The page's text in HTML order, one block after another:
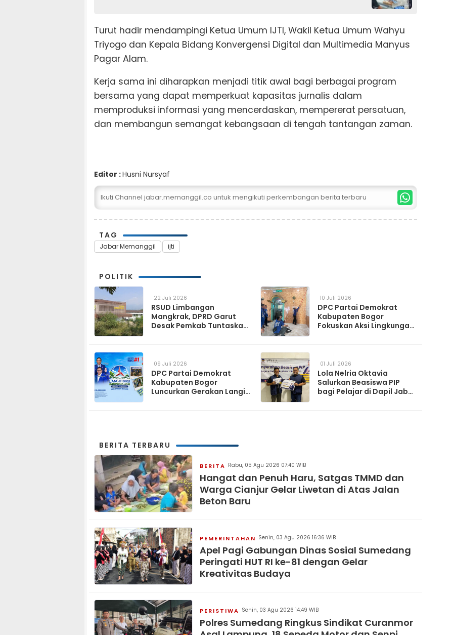
Turut hadir mendampingi Ketua Umum IJTI, Wakil Ketua Umum Wahyu
Triyogo dan Kepala Bidang Konvergensi Digital dan Multimedia Manyus
Pagar Alam.
Kerja sama ini diharapkan menjadi titik awal bagi berbagai program
bersama yang dapat memperkuat kapasitas jurnalis dalam
memproduksi informasi yang mencerdaskan, mempererat persatuan,
dan membangun semangat kebangsaan di tengah tantangan zaman.
Editor :Husni Nursyaf
Ikuti Channel jabar.memanggil.co untuk mengikuti perkembangan berita terbaru
TAG
Jabar Memanggil ijti
POLITIK
22 Juli 2026
RSUD Limbangan
Mangkrak, DPRD Garut
Desak Pemkab Tuntaskan
10 Juli 2026
DPC Partai Demokrat
Kabupaten Bogor
Fokuskan Aksi Lingkungan
09 Juli 2026
DPC Partai Demokrat
Kabupaten Bogor
Luncurkan Gerakan Langit
01 Juli 2026
Lola Nelria Oktavia
Salurkan Beasiswa PIP
bagi Pelajar di Dapil Jabar
BERITA TERBARU
BERITA Rabu, 05 Agu 2026 07:40 WIB
Hangat dan Penuh Haru, Satgas TMMD dan
Warga Cianjur Gelar Liwetan di Atas Jalan
Beton Baru
PEMERINTAHAN Senin, 03 Agu 2026 16:36 WIB
Apel Pagi Gabungan Dinas Sosial Sumedang
Peringati HUT RI ke-81 dengan Gelar
Kreativitas Budaya
PERISTIWA Senin, 03 Agu 2026 14:49 WIB
Polres Sumedang Ringkus Sindikat Curanmor